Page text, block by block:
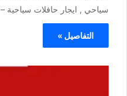
سياحي , ايجار حافلات سياحية – 01121759361 #إيجار تويوتا...
التفاصيل »